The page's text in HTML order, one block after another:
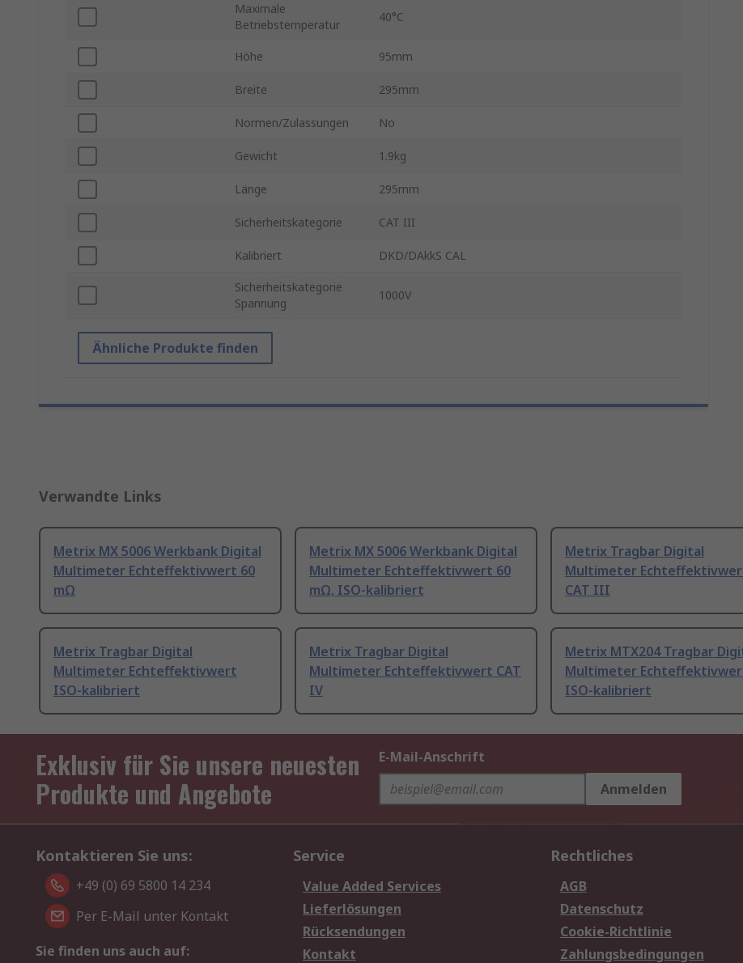
Maximale
Betriebstemperatur
40°C
Höhe 95mm
Breite 295mm
Normen/Zulassungen No
Gewicht 1.9kg
Länge 295mm
Sicherheitskategorie CAT III
Kalibriert DKD/DAkkS CAL
Sicherheitskategorie
Spannung
1000V
Ähnliche Produkte finden
Verwandte Links
Metrix MX 5006 Werkbank Digital
Multimeter Echteffektivwert 60
mΩ
Metrix MX 5006 Werkbank Digital
Multimeter Echteffektivwert 60
mΩ, ISO-kalibriert
Metrix Tragbar Digital
Multimeter
CAT III
Metrix Tragbar Digital
Multimeter Echteffektivwert
ISO-kalibriert
Metrix Tragbar Digital
Multimeter Echteffektivwert CAT
IV
Metrix MTX204 Tragbar
Multimeter
ISO-kalibriert
Exklusiv für Sie unsere neuesten
Produkte und Angebote
E-Mail-Anschrift
Anmelden
Kontaktieren Sie uns:
+49 (0) 69 5800 14 234
Per E-Mail unter Kontakt
Sie finden uns auch auf:
Service
Value Added Services
Lieferlösungen
Rücksendungen
Kontakt
Rechtliches
AGB
Datenschutz
Cookie-Richtlinie
Zahlungsbedingungen